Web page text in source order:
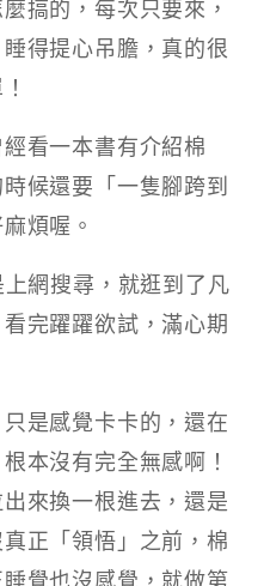
搞的，每次只要來，
得提心吊膽，真的很
看一本書有介紹棉
候還要「一隻腳跨到
煩喔。
網搜尋，就逛到了凡
完躍躍欲試，滿心期
是感覺卡卡的，還在
本沒有完全無感啊！
來換一根進去，還是
正「領悟」之前，棉
覺也沒感覺，就做第